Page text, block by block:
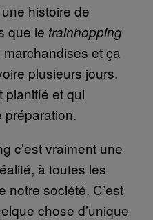
histoire de
que le trainhopping
et ça
plusieurs jours.
planifié et qui
c’est vraiment une
à toutes les
notre société. C’est
chose d’unique